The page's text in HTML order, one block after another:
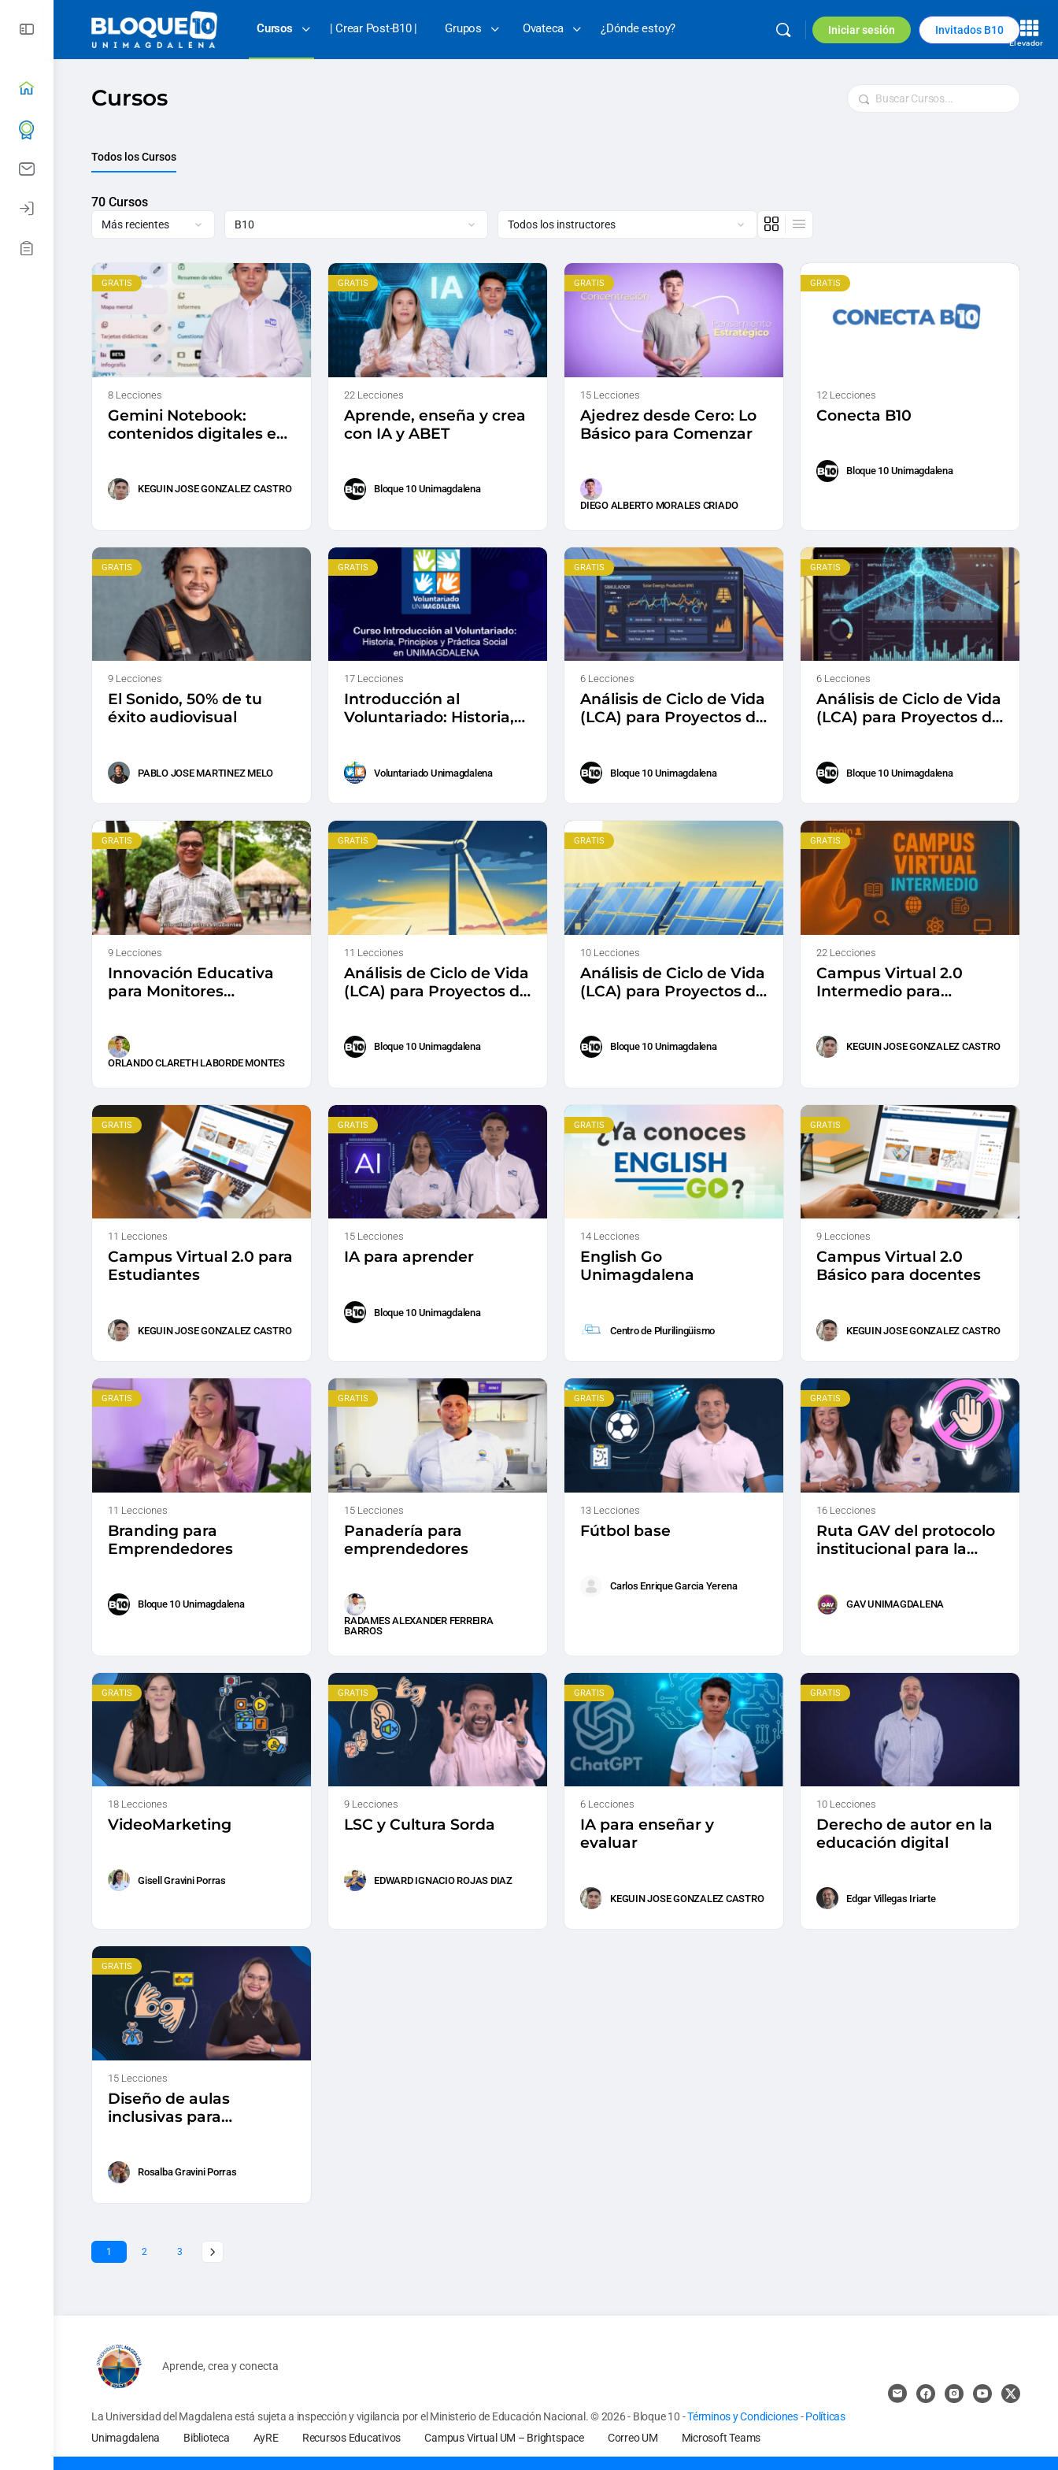
Cursos | Crear Post-B10 | Grupos Ovateca ¿Dónde estoy? Iniciar sesión Invitados B10
Cursos Buscar
Todos los Cursos
70 Cursos
GRATIS
8 Lecciones
Gemini Notebook:
contenidos digitales en
KEGUIN JOSE GONZALEZ CASTRO
GRATIS
22 Lecciones
Aprende, enseña y crea
con IA y ABET
Bloque 10 Unimagdalena
GRATIS
15 Lecciones
Ajedrez desde Cero: Lo
Básico para Comenzar
DIEGO ALBERTO MORALES CRIADO
GRATIS
12 Lecciones
Conecta B10
Bloque 10 Unimagdalena
GRATIS
9 Lecciones
El Sonido, 50% de tu
éxito audiovisual
PABLO JOSE MARTINEZ MELO
GRATIS
17 Lecciones
Introducción al
Voluntariado: Historia,
UNIMAGDALENA
Voluntariado Unimagdalena
GRATIS
6 Lecciones
Análisis de Ciclo de Vida
(LCA) para Proyectos de
prácticaBloque 10 Unimagdalena
GRATIS
6 Lecciones
Análisis de Ciclo de Vida
(LCA) para Proyectos de
prácticaBloque 10 Unimagdalena
GRATIS
9 Lecciones
Innovación Educativa
para Monitores
ORLANDO CLARETH LABORDE MONTES
GRATIS
11 Lecciones
Análisis de Ciclo de Vida
(LCA) para Proyectos de
Fundamentos
Bloque 10 Unimagdalena
GRATIS
10 Lecciones
Análisis de Ciclo de Vida
(LCA) para Proyectos de
Fundamentos
Bloque 10 Unimagdalena
GRATIS
22 Lecciones
Campus Virtual 2.0
Intermedio para
KEGUIN JOSE GONZALEZ CASTRO
GRATIS
11 Lecciones
Campus Virtual 2.0 para
Estudiantes
KEGUIN JOSE GONZALEZ CASTRO
GRATIS
15 Lecciones
IA para aprender
Bloque 10 Unimagdalena
GRATIS
14 Lecciones
English Go
Unimagdalena
Centro de Plurilingüismo
GRATIS
9 Lecciones
Campus Virtual 2.0
Básico para docentes
KEGUIN JOSE GONZALEZ CASTRO
GRATIS
11 Lecciones
Branding para
Emprendedores
Bloque 10 Unimagdalena
GRATIS
15 Lecciones
Panadería para
emprendedores
RADAMES ALEXANDER FERREIRA
BARROS
GRATIS
13 Lecciones
Fútbol base
Carlos Enrique Garcia Yerena
GRATIS
16 Lecciones
Ruta GAV del protocolo
institucional para la
basada en género
GAV UNIMAGDALENA
GRATIS
18 Lecciones
VideoMarketing
Gisell Gravini Porras
GRATIS
9 Lecciones
LSC y Cultura Sorda
EDWARD IGNACIO ROJAS DIAZ
GRATIS
6 Lecciones
IA para enseñar y
evaluar
KEGUIN JOSE GONZALEZ CASTRO
GRATIS
10 Lecciones
Derecho de autor en la
educación digital
Edgar Villegas Iriarte
GRATIS
15 Lecciones
Diseño de aulas
inclusivas para
Rosalba Gravini Porras
1 2 3
Aprende, crea y conecta
La Universidad del Magdalena está sujeta a inspección y vigilancia por el Ministerio de Educación Nacional.© 2026 - Bloque 10 -Términos y Condiciones-Políticas
Unimagdalena
Biblioteca AyRE Recursos Educativos Campus Virtual UM – Brightspace Correo UM Microsoft Teams
Elevador